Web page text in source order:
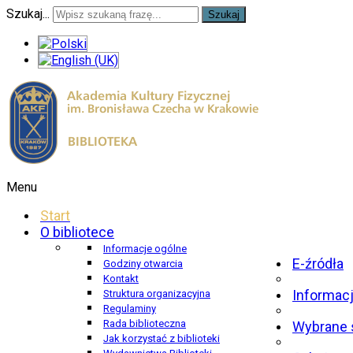
Szukaj... Szukaj
Menu
Start
O bibliotece
Informacje ogólne
Godziny otwarcia
Kontakt
Struktura organizacyjna
Regulaminy
Rada biblioteczna
Jak korzystać z biblioteki
E-źródła
Wybrane